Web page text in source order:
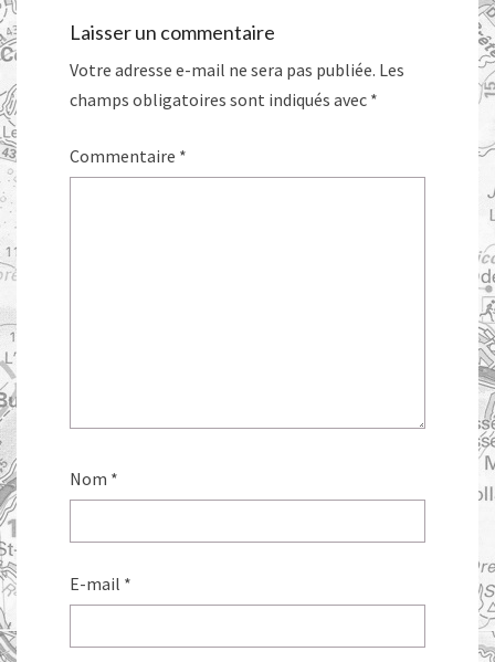
Laisser un commentaire
Votre adresse e-mail ne sera pas publiée. Les
champs obligatoires sont indiqués avec *
Commentaire *
Nom *
E-mail *